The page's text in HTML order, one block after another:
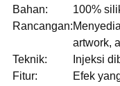
Bahan:
100%
Rancangan:
artwork,
Teknik:
Injeksi
Fitur:
Efek